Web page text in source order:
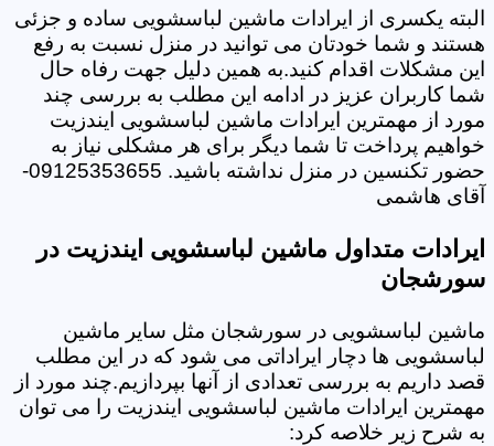
البته یکسری از ایرادات ماشین لباسشویی ساده و جزئی
هستند و شما خودتان می توانید در منزل نسبت به رفع
این مشکلات اقدام کنید.به همین دلیل جهت رفاه حال
شما کاربران عزیز در ادامه این مطلب به بررسی چند
مورد از مهمترین ایرادات ماشین لباسشویی ایندزیت
خواهیم پرداخت تا شما دیگر برای هر مشکلی نیاز به
حضور تکنسین در منزل نداشته باشید. 09125353655-
آقای هاشمی
ایرادات متداول ماشین لباسشویی ایندزیت در
سورشجان
ماشین لباسشویی در سورشجان مثل سایر ماشین
لباسشویی ها دچار ایراداتی می شود که در این مطلب
قصد داریم به بررسی تعدادی از آنها بپردازیم.چند مورد از
مهمترین ایرادات ماشین لباسشویی ایندزیت را می توان
به شرح زیر خلاصه کرد: